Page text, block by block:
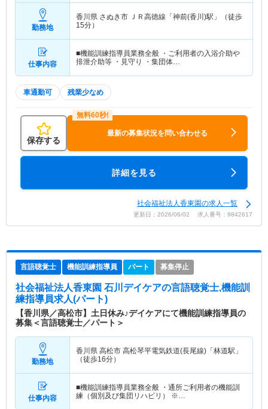
勤務地
香川県 さぬき市 ＪＲ高徳線「神前(香川)駅」（徒歩
15分）
仕事内容
■機能訓練指導員業務全般 ・ご利用者の入浴介助や
排泄介助等 ・見守り ・集団体…
車通勤可 残業少なめ
保存する
最新の募集状況を問い合わせる
詳細を見る
社会福祉法人香東園の求人一覧
更新日：2026/06/02 求人番号：9842617
言語聴覚士 機能訓練指導員 パート 募集停止
社会福祉法人香東園 石川デイケアの言語聴覚士,機能訓
練指導員求人(パート)
【香川県／高松市】土日休み♪デイケアにて機能訓練指導員の
募集＜言語聴覚士／パート＞
勤務地
香川県 高松市 高松琴平電気鉄道(長尾線)「林道駅」
（徒歩16分）
仕事内容
■機能訓練指導員業務全般 ・通所ご利用者の機能訓
練（個別及び集団リハビリ） ※…